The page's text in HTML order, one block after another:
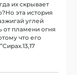
их скрывает
эта история
углей
от пламени огня
что его